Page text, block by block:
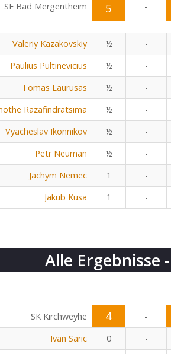
SF Bad Mergentheim 5 -
Valeriy Kazakovskiy ½ -
Paulius Pultinevicius ½ -
Tomas Laurusas ½ -
Razafindratsima ½ -
Vyacheslav Ikonnikov ½ -
Petr Neuman ½ -
Jachym Nemec 1 -
Jakub Kusa 1 -
Alle Ergebnisse
SK Kirchweyhe 4 -
Ivan Saric 0 -